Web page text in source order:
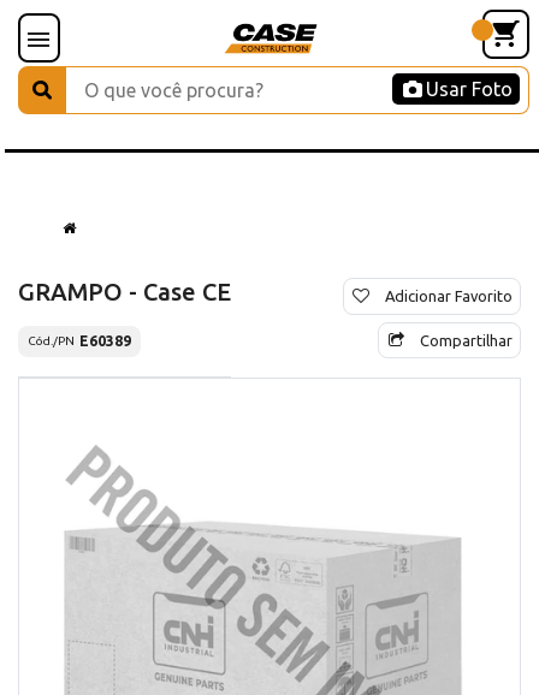
Usar Foto
GRAMPO - Case CE
Cód./PN E60389
Adicionar Favorito
Compartilhar